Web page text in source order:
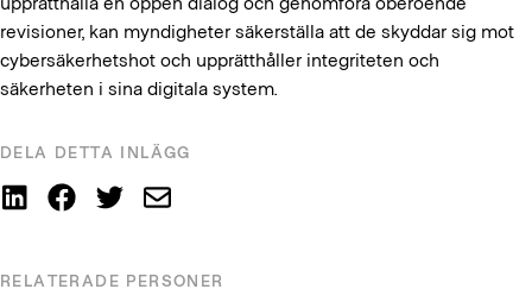
DELA DETTA INLÄGG
RELATERADE PERSONER
revisioner, kan myndigheter säkerställa att de skyddar sig mot
cybersäkerhetshot och upprätthåller integriteten och
säkerheten i sina digitala system.